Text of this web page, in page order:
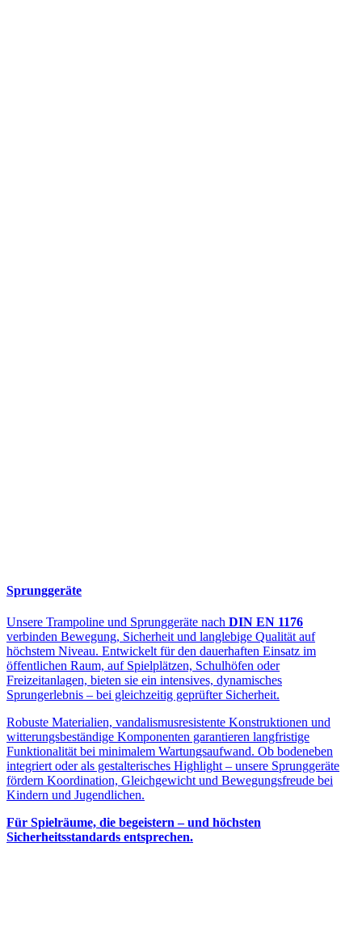
Sprunggeräte
Unsere Trampoline und Sprunggeräte nach DIN EN 1176
verbinden Bewegung, Sicherheit und langlebige Qualität auf
höchstem Niveau. Entwickelt für den dauerhaften Einsatz im
öffentlichen Raum, auf Spielplätzen, Schulhöfen oder
Freizeitanlagen, bieten sie ein intensives, dynamisches
Sprungerlebnis – bei gleichzeitig geprüfter Sicherheit.
Robuste Materialien, vandalismusresistente Konstruktionen und
witterungsbeständige Komponenten garantieren langfristige
Funktionalität bei minimalem Wartungsaufwand. Ob bodeneben
integriert oder als gestalterisches Highlight – unsere Sprunggeräte
fördern Koordination, Gleichgewicht und Bewegungsfreude bei
Kindern und Jugendlichen.
Für Spielräume, die begeistern – und höchsten
Sicherheitsstandards entsprechen.